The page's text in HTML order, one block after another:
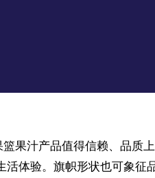
果汁产品值得信赖、品质
体验。旗帜形状也可象征